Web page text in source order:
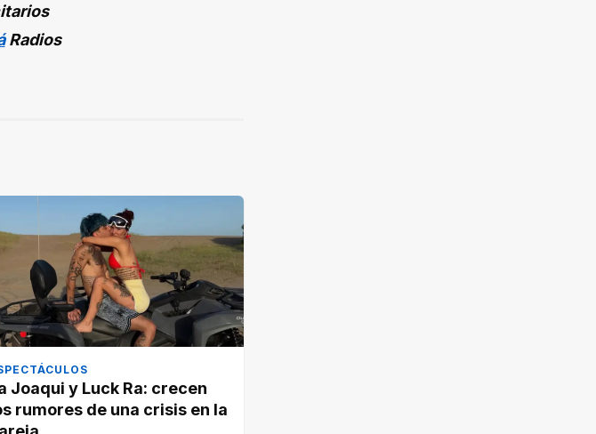
Radios
Joaqui y Luck Ra: crecen
rumores de una crisis en la